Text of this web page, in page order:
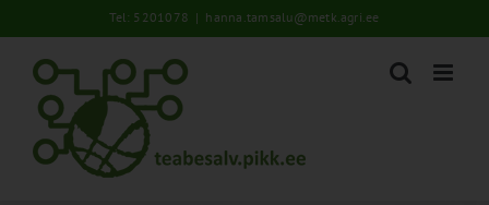
to
content
Tel: 5201078 | hanna.tamsalu@metk.agri.ee